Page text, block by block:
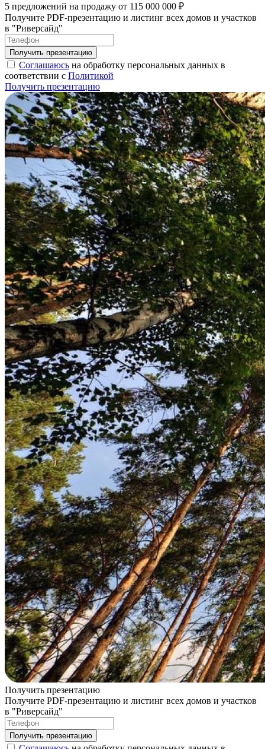
5 предложений на продажу от 115 000 000 ₽
Получите PDF-презентацию и листинг всех домов и участков
в "Риверсайд"
Соглашаюсь на обработку персональных данных в
соответствии с Политикой
Получить презентацию
Получить презентацию
Получите PDF-презентацию и листинг всех домов и участков
в "Риверсайд"